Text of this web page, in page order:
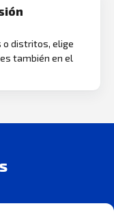
o distritos, elige
también en el